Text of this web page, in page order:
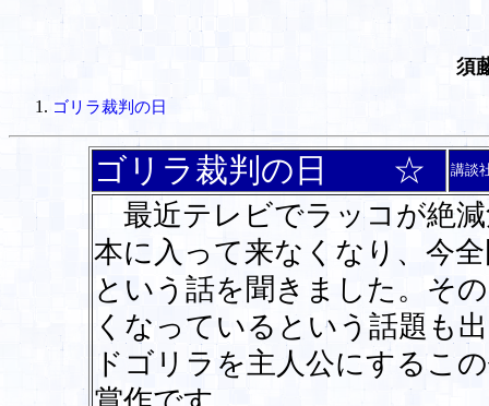
須
ゴリラ裁判の日
ゴリラ裁判の日 ☆ 講談
最近テレビでラッコが絶
本に入って来なくなり、今
という話を聞きました。そ
くなっているという話題も
ドゴリラを主人公にするこ